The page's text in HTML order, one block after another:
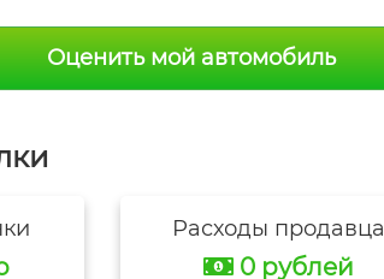
Оценить мой автомобиль
Расходы продавца
0 рублей